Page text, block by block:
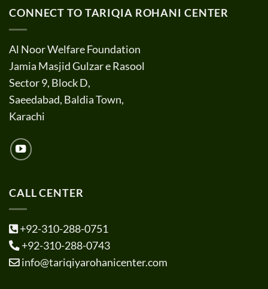
CONNECT TO TARIQIA ROHANI CENTER
Al Noor Welfare Foundation
Jamia Masjid Gulzar e Rasool
Sector 9, Block D,
Saeedabad, Baldia Town,
Karachi
CALL CENTER
+92-310-288-0751
+92-310-288-0743
info@tariqiyarohanicenter.com